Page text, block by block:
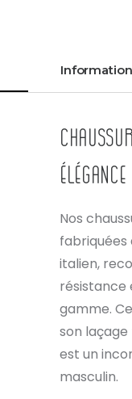
Nos
italien,
résistance
gamme.
son
est un
masculin.